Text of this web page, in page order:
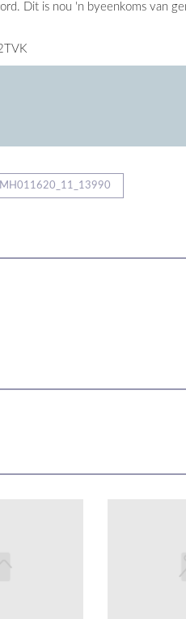
Dit is nou 'n byeenkoms van